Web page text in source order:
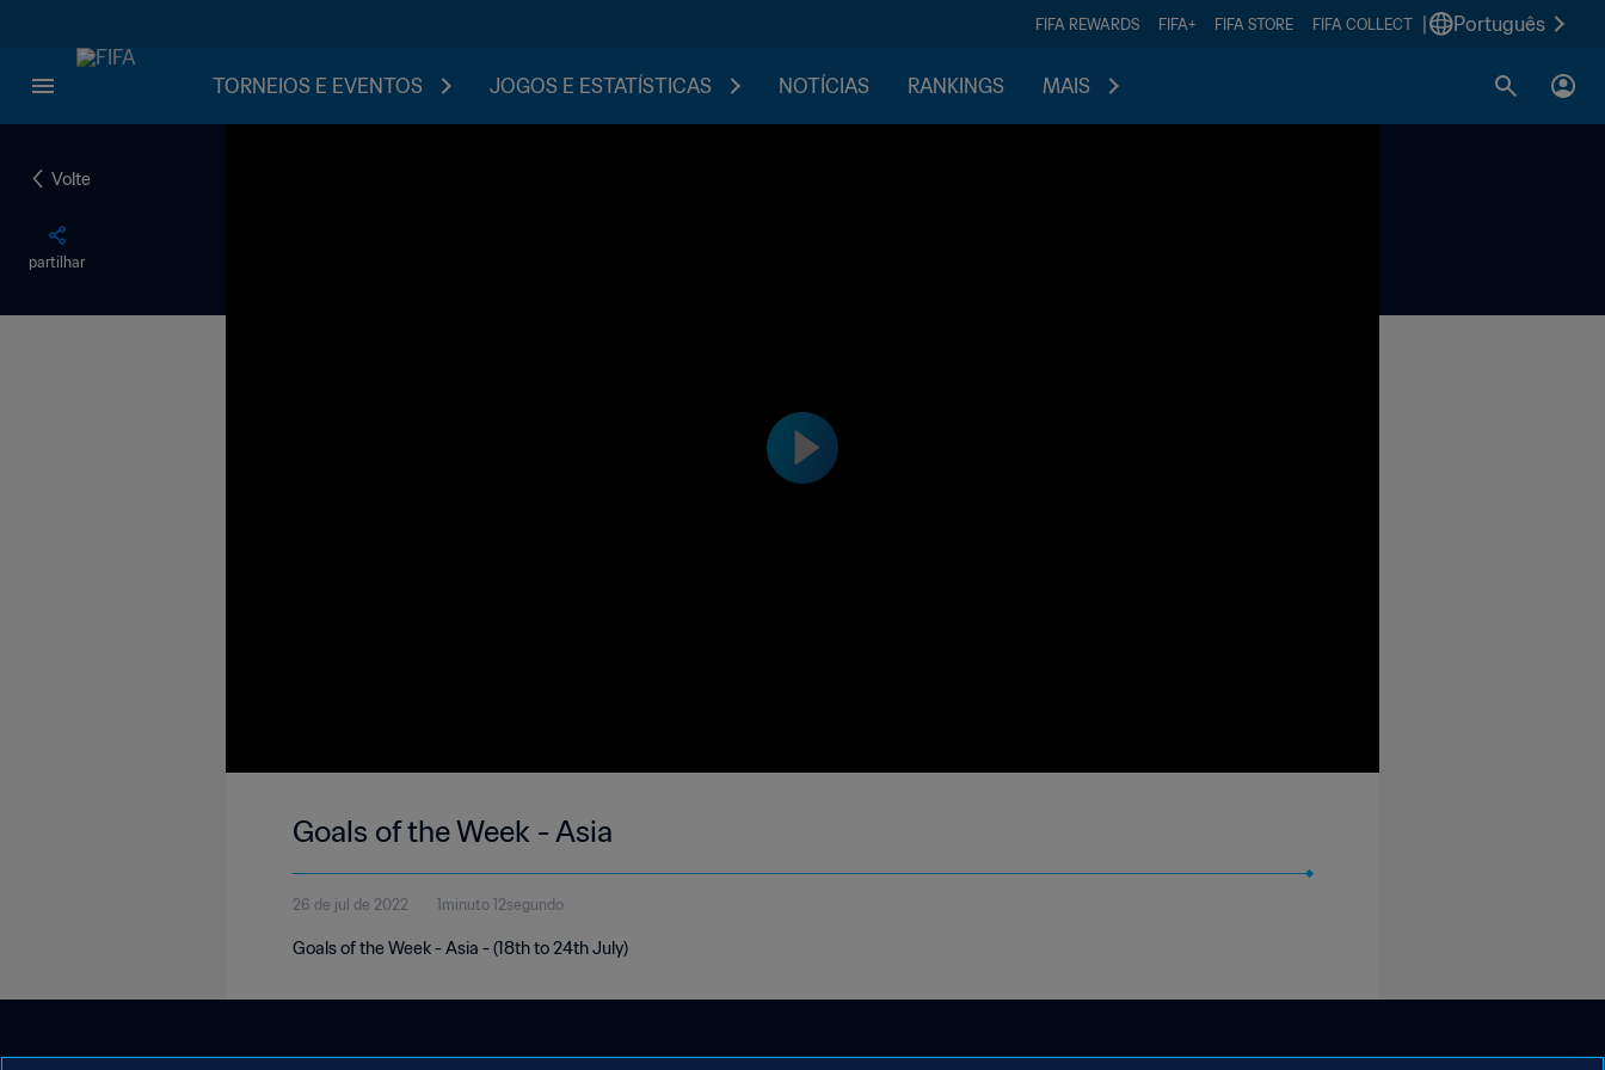
FIFA REWARDS FIFA+ FIFA STORE FIFA COLLECT Português
TORNEIOS E EVENTOS JOGOS E ESTATÍSTICAS NOTÍCIAS RANKINGS MAIS
Volte
partilhar
Goals of the Week - Asia
26 de jul de 2022 1minuto 12segundo
Goals of the Week - Asia - (18th to 24th July)